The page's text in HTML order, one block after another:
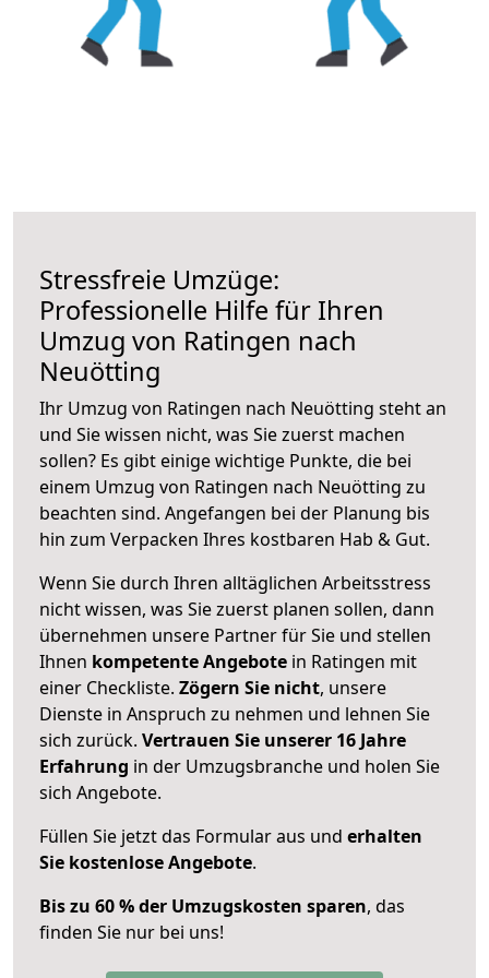
Stressfreie Umzüge:
Professionelle Hilfe für Ihren
Umzug von Ratingen nach
Neuötting
Ihr Umzug von Ratingen nach Neuötting steht an
und Sie wissen nicht, was Sie zuerst machen
sollen? Es gibt einige wichtige Punkte, die bei
einem Umzug von Ratingen nach Neuötting zu
beachten sind. Angefangen bei der Planung bis
hin zum Verpacken Ihres kostbaren Hab & Gut.
Wenn Sie durch Ihren alltäglichen Arbeitsstress
nicht wissen, was Sie zuerst planen sollen, dann
übernehmen unsere Partner für Sie und stellen
Ihnen kompetente Angebote in Ratingen mit
einer Checkliste. Zögern Sie nicht, unsere
Dienste in Anspruch zu nehmen und lehnen Sie
sich zurück. Vertrauen Sie unserer 16 Jahre
Erfahrung in der Umzugsbranche und holen Sie
sich Angebote.
Füllen Sie jetzt das Formular aus und erhalten
Sie kostenlose Angebote.
Bis zu 60 % der Umzugskosten sparen, das
finden Sie nur bei uns!